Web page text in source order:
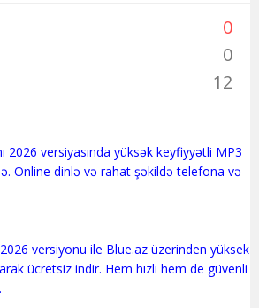
0
0
12
2026 versiyasında yüksək keyfiyyətli MP3
Online dinlə və rahat şəkildə telefona və
2026 versiyonu ile Blue.az üzerinden yüksek
ücretsiz indir. Hem hızlı hem de güvenli